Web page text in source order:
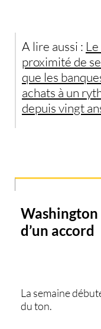
A lire aussi :
proximité de
que les
achats à un
depuis vingt
Washington
d’un accord
La semaine
du ton.